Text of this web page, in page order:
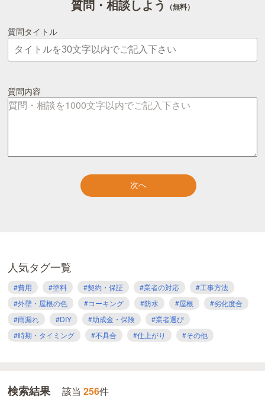
質問・相談しよう （無料）
質問タイトル
質問内容
人気タグ一覧
#費用 #塗料 #契約・保証 #業者の対応
#工事方法
#外壁・屋根の色
#コーキング #防水 #屋根
#劣化度合
#雨漏れ
#DIY #助成金・保険
#業者選び
#時期・タイミング
#不具合 #仕上がり #その他
検索結果 該当 256件